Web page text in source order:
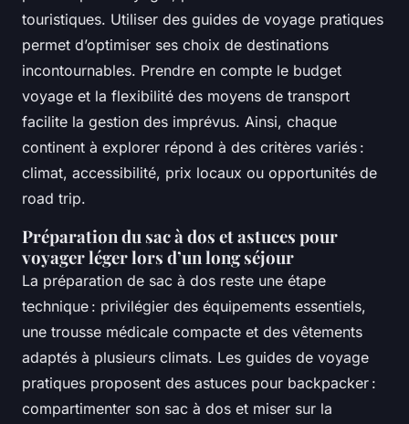
touristiques. Utiliser des guides de voyage pratiques
permet d’optimiser ses choix de destinations
incontournables. Prendre en compte le budget
voyage et la flexibilité des moyens de transport
facilite la gestion des imprévus. Ainsi, chaque
continent à explorer répond à des critères variés :
climat, accessibilité, prix locaux ou opportunités de
road trip.
Préparation du sac à dos et astuces pour
voyager léger lors d’un long séjour
La préparation de sac à dos reste une étape
technique : privilégier des équipements essentiels,
une trousse médicale compacte et des vêtements
adaptés à plusieurs climats. Les guides de voyage
pratiques proposent des astuces pour backpacker :
compartimenter son sac à dos et miser sur la